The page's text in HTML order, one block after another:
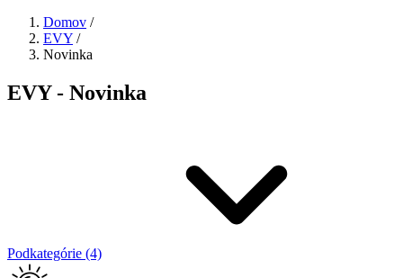
Domov /
EVY /
Novinka
EVY - Novinka
Podkategórie (4)